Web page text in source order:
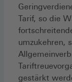
Tarif, so die
umzukehren,
gestärkt